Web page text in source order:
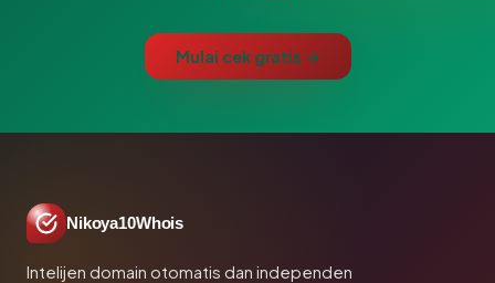
Mulai cek gratis →
Nikoya10Whois
Intelijen domain otomatis dan independen